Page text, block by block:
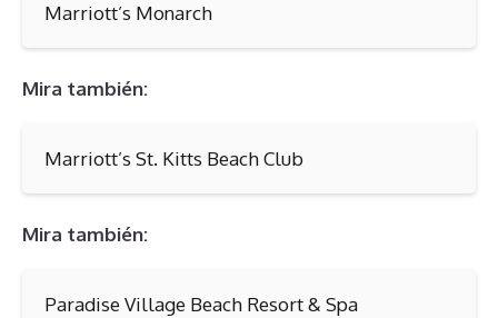
Marriott’s Monarch
Mira también:
Marriott’s St. Kitts Beach Club
Mira también:
Paradise Village Beach Resort & Spa